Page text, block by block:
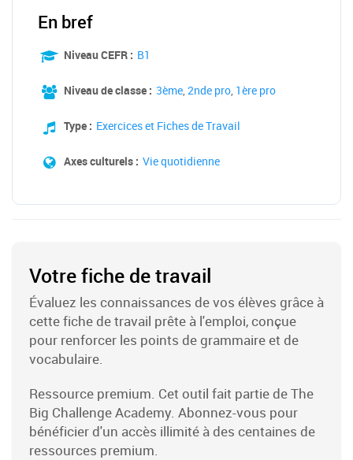
En bref
Niveau CEFR : B1
Niveau de classe : 3ème,2nde pro, 1ère pro
Type : Exercices et Fiches de Travail
Axes culturels : Vie quotidienne
Votre fiche de travail
Évaluez les connaissances de vos élèves grâce à
cette fiche de travail prête à l'emploi, conçue
pour renforcer les points de grammaire et de
vocabulaire.
Ressource premium. Cet outil fait partie de The
Big Challenge Academy. Abonnez-vous pour
bénéficier d'un accès illimité à des centaines de
ressources premium.